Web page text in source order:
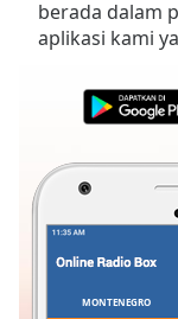
Current
Time0:00
Duration-:-
Stream
Type
LIVE
Seek to
currently
berada dalam
aplikasi kami
MONTENEGRO